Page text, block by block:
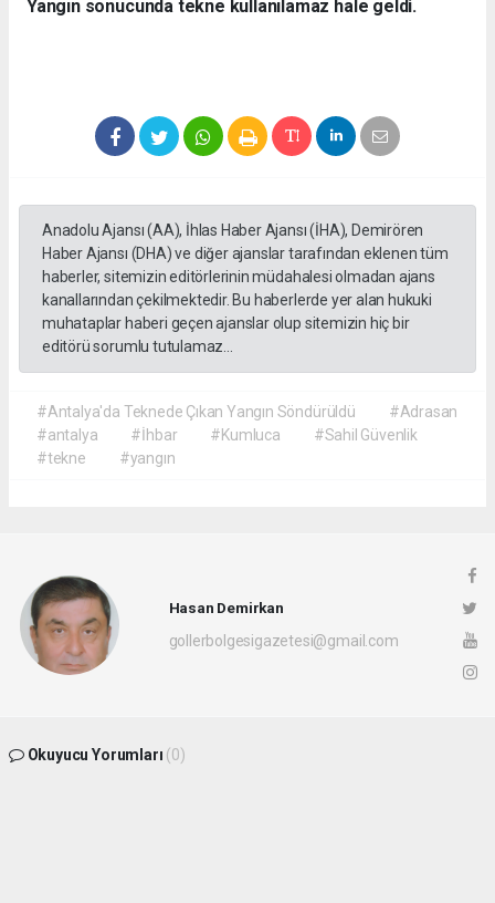
Yangın sonucunda tekne kullanılamaz hale geldi.
Anadolu Ajansı (AA), İhlas Haber Ajansı (İHA), Demirören
Haber Ajansı (DHA) ve diğer ajanslar tarafından eklenen tüm
haberler, sitemizin editörlerinin müdahalesi olmadan ajans
kanallarından çekilmektedir. Bu haberlerde yer alan hukuki
muhataplar haberi geçen ajanslar olup sitemizin hiç bir
editörü sorumlu tutulamaz...
#Antalya'da Teknede Çıkan Yangın Söndürüldü
#Adrasan
#antalya
#İhbar #Kumluca
#Sahil Güvenlik
#tekne
#yangın
Hasan Demirkan
gollerbolgesigazetesi@gmail.com
Okuyucu Yorumları (0)